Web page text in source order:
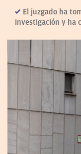
El juzgado ha
investigación y ha